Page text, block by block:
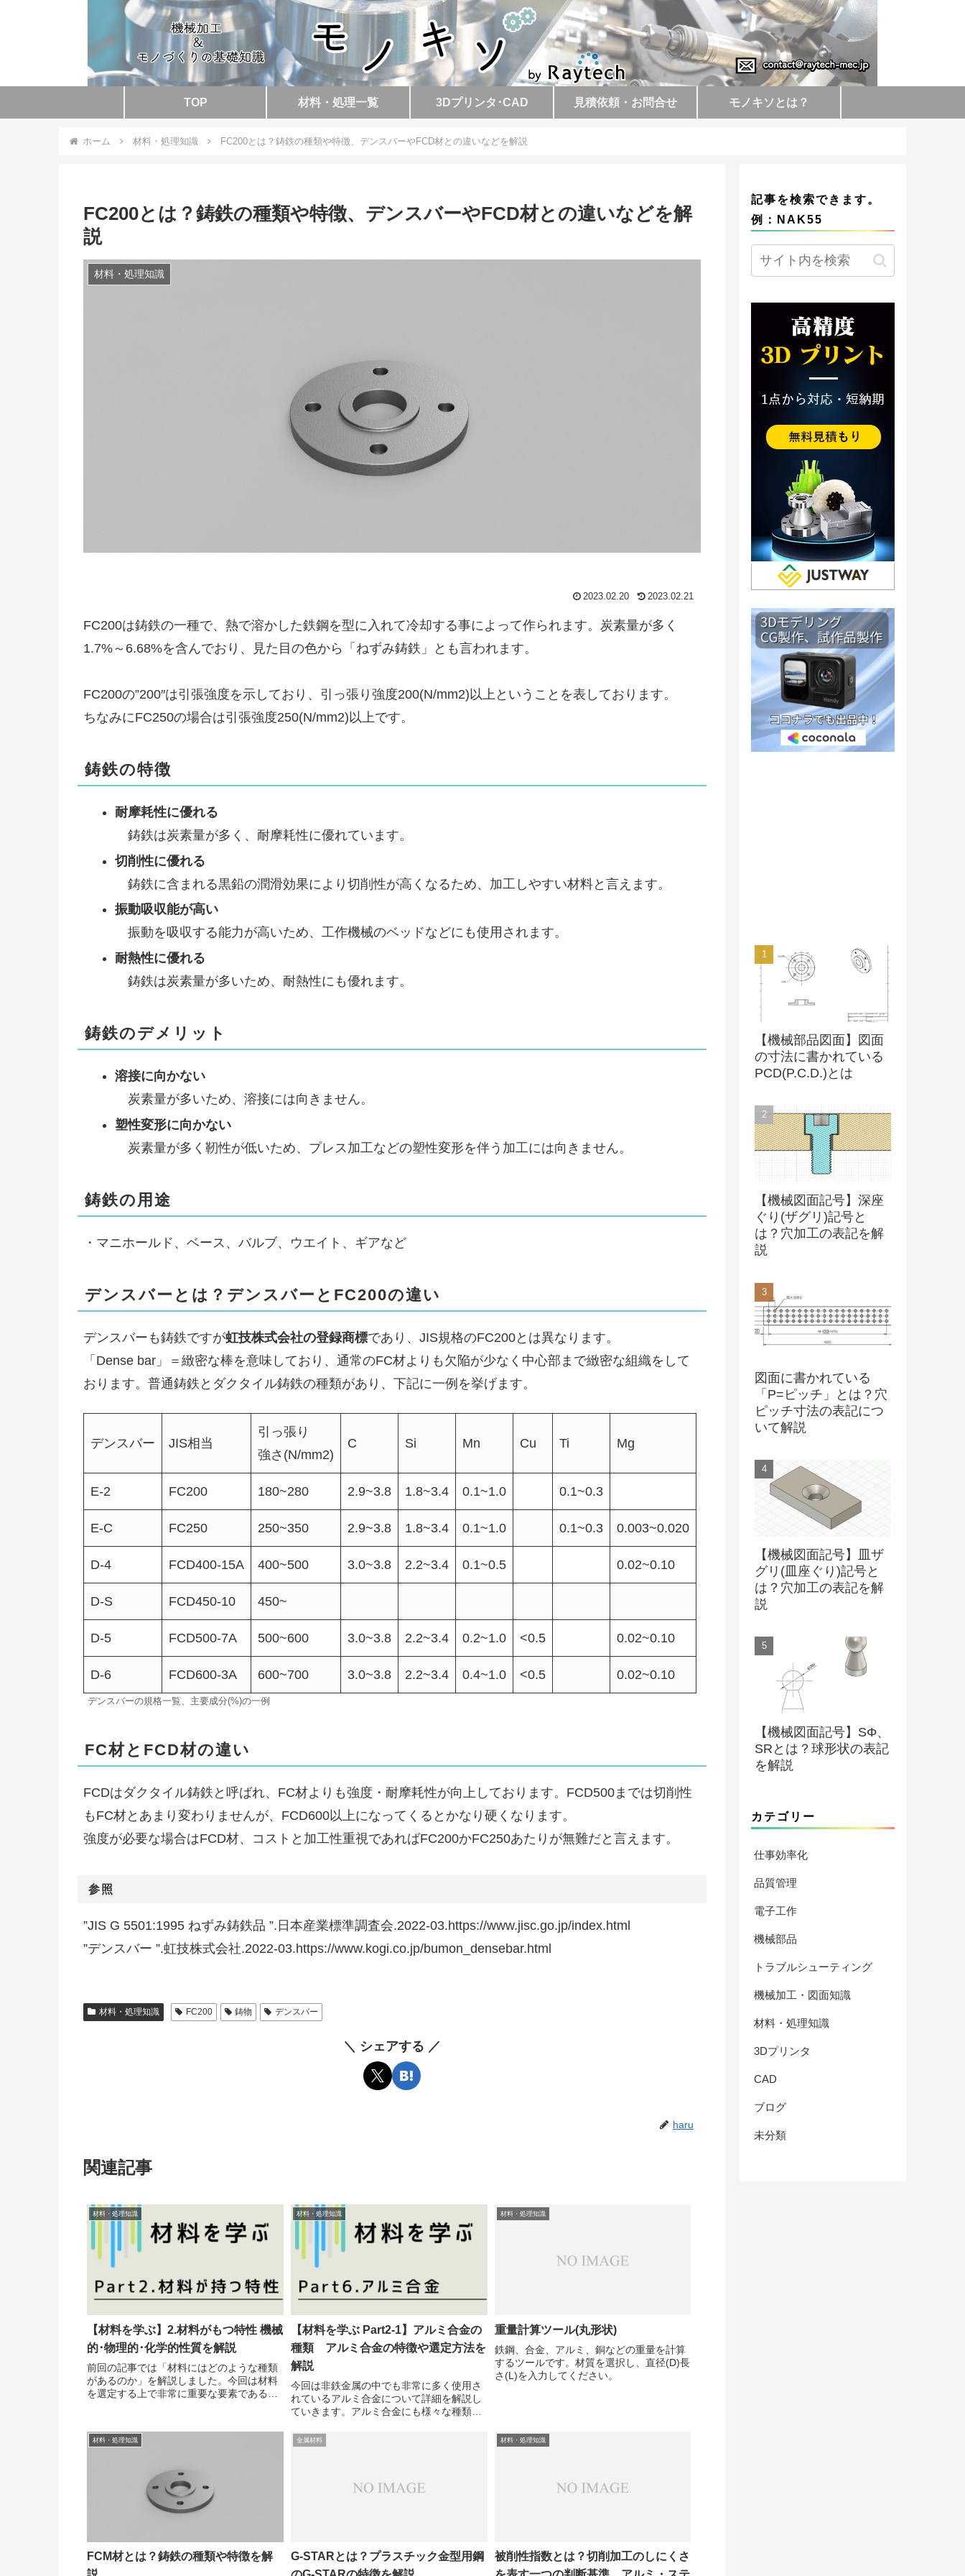
TOP 材料・処理一覧 3Dプリンタ･CAD 見積依頼・お問合せ モノキソとは？
ホーム 材料・処理知識 FC200とは？鋳鉄の種類や特徴、デンスバーやFCD材との違いなどを解説
FC200とは？鋳鉄の種類や特徴、デンスバーやFCD材との違いなどを解
説
材料・処理知識
2023.02.20 2023.02.21
FC200は鋳鉄の一種で、熱で溶かした鉄鋼を型に入れて冷却する事によって作られます。炭素量が多く
1.7%～6.68%を含んでおり、見た目の色から「ねずみ鋳鉄」とも言われます。
FC200の”200″は引張強度を示しており、引っ張り強度200(N/mm2)以上ということを表しております。
ちなみにFC250の場合は引張強度250(N/mm2)以上です。
鋳鉄の特徴
耐摩耗性に優れる
鋳鉄は炭素量が多く、耐摩耗性に優れています。
切削性に優れる
鋳鉄に含まれる黒鉛の潤滑効果により切削性が高くなるため、加工しやすい材料と言えます。
振動吸収能が高い
振動を吸収する能力が高いため、工作機械のベッドなどにも使用されます。
耐熱性に優れる
鋳鉄は炭素量が多いため、耐熱性にも優れます。
鋳鉄のデメリット
溶接に向かない
炭素量が多いため、溶接には向きません。
塑性変形に向かない
炭素量が多く靭性が低いため、プレス加工などの塑性変形を伴う加工には向きません。
鋳鉄の用途
・マニホールド、ベース、バルブ、ウエイト、ギアなど
デンスバーとは？デンスバーとFC200の違い
デンスバーも鋳鉄ですが虹技株式会社の登録商標であり、JIS規格のFC200とは異なります。
「Dense bar」＝緻密な棒を意味しており、通常のFC材よりも欠陥が少なく中心部まで緻密な組織をして
おります。普通鋳鉄とダクタイル鋳鉄の種類があり、下記に一例を挙げます。
デンスバー JIS相当
引っ張り
強さ(N/mm2)
C Si Mn Cu Ti Mg
E-2 FC200 180~280 2.9~3.8 1.8~3.4 0.1~1.0 0.1~0.3
E-C FC250 250~350 2.9~3.8 1.8~3.4 0.1~1.0 0.1~0.3 0.003~0.020
D-4 FCD400-15A 400~500 3.0~3.8 2.2~3.4 0.1~0.5 0.02~0.10
D-S FCD450-10 450~
D-5 FCD500-7A 500~600 3.0~3.8 2.2~3.4 0.2~1.0 <0.5 0.02~0.10
D-6 FCD600-3A 600~700 3.0~3.8 2.2~3.4 0.4~1.0 <0.5 0.02~0.10
デンスバーの規格一覧、主要成分(%)の一例
FC材とFCD材の違い
FCDはダクタイル鋳鉄と呼ばれ、FC材よりも強度・耐摩耗性が向上しております。FCD500までは切削性
もFC材とあまり変わりませんが、FCD600以上になってくるとかなり硬くなります。
強度が必要な場合はFCD材、コストと加工性重視であればFC200かFC250あたりが無難だと言えます。
参照
”JIS G 5501:1995 ねずみ鋳鉄品 ”.日本産業標準調査会.2022-03.https://www.jisc.go.jp/index.html
”デンスバー ”.虹技株式会社.2022-03.https://www.kogi.co.jp/bumon_densebar.html
材料・処理知識 FC200 鋳物 デンスバー
＼ シェアする ／
haru
関連記事
材料・処理知識
【材料を学ぶ】2.材料がもつ特性 機械
的･物理的･化学的性質を解説
前回の記事では「材料にはどのような種類
があるのか」を解説しました。今回は材料
を選定する上で非常に重要な要素である
どいろいろな特性があります。その特性は
主に次のような...
材料・処理知識
【材料を学ぶ Part2-1】アルミ合金の
種類 アルミ合金の特徴や選定方法を
解説
今回は非鉄金属の中でも非常に多く使用さ
れているアルミ合金について詳細を解説し
ていきます。アルミ合金にも様々な種類が
ばよいのか、複数の視点からみていきまし
ょう。アルミ合金の全体像アルミ合金とは
材料・処理知識
重量計算ツール(丸形状)
鉄鋼、合金、アルミ、銅などの重量を計算
するツールです。材質を選択し、直径(D)長
さ(L)を入力してください。
材料・処理知識
FCM材とは？鋳鉄の種類や特徴を解
金属材料
G-STARとは？プラスチック金型用鋼
材料・処理知識
被削性指数とは？切削加工のしにくさ
記事を検索できます。
例：NAK55
【機械部品図面】図面
の寸法に書かれている
PCD(P.C.D.)とは
【機械図面記号】深座
ぐり(ザグリ)記号と
は？穴加工の表記を解
説
図面に書かれている
「P=ピッチ」とは？穴
ピッチ寸法の表記につ
いて解説
【機械図面記号】皿ザ
グリ(皿座ぐり)記号と
は？穴加工の表記を解
説
【機械図面記号】SΦ、
SRとは？球形状の表記
を解説
カテゴリー
仕事効率化
品質管理
電子工作
機械部品
トラブルシューティング
機械加工・図面知識
材料・処理知識
3Dプリンタ
CAD
ブログ
未分類